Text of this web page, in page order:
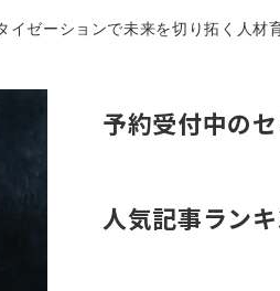
ゼーションで未来を切り拓く人材
予約受付中の
人気記事ラン